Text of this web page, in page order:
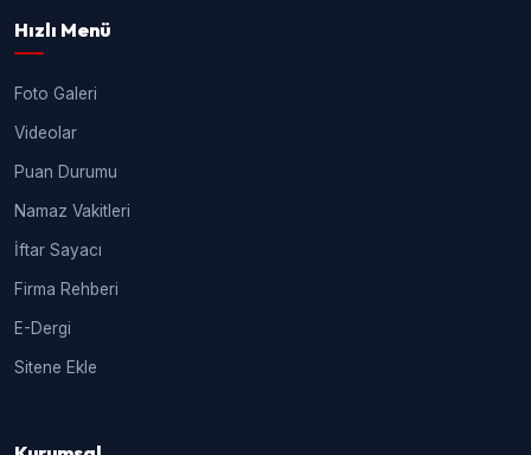
Hızlı Menü
Foto Galeri
Videolar
Puan Durumu
Namaz Vakitleri
İftar Sayacı
Firma Rehberi
E-Dergi
Sitene Ekle